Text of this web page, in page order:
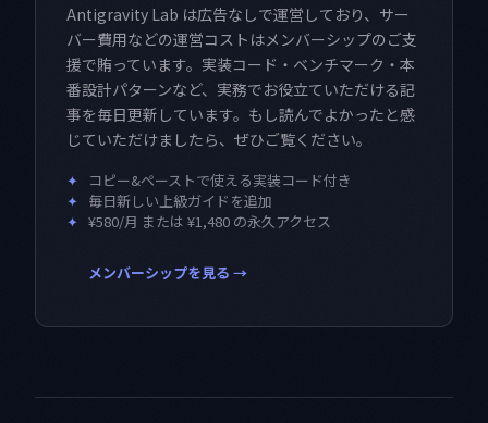
Antigravity Lab は広告なしで運営しており、サー
バー費用などの運営コストはメンバーシップのご支
援で賄っています。実装コード・ベンチマーク・本
番設計パターンなど、実務でお役立ていただける記
事を毎日更新しています。もし読んでよかったと感
じていただけましたら、ぜひご覧ください。
✦
コピー&ペーストで使える実装コード付き
✦ 毎日新しい上級ガイドを追加
✦ ¥580/月 または ¥1,480 の永久アクセス
メンバーシップを見る →